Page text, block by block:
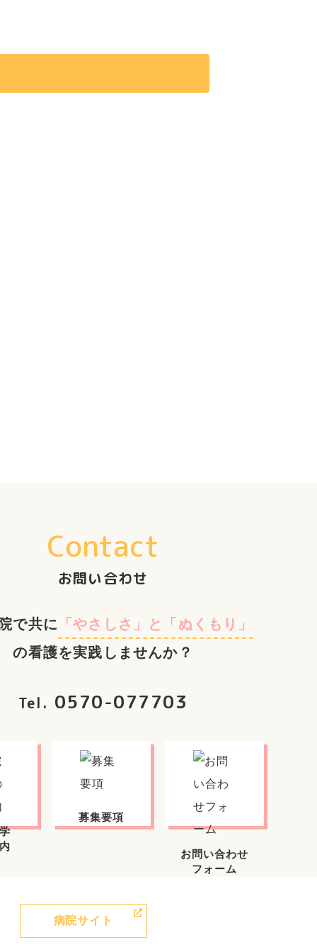
Contact
お問い合わせ
で共に 「やさしさ」と「ぬくもり」
の看護を実践しませんか？
Tel. 0570-077703
募集要項
お問い合わせ
フォーム
病院サイト